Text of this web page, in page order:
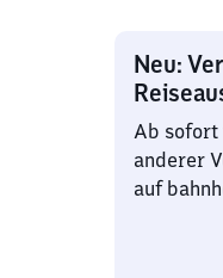
Neu:
Ab sofort
anderer
auf